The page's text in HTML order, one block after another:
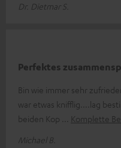
Dr. Dietmar S.
Perfektes
Bin wie immer sehr
war etwas knifflig....lag
beiden Kop
Komplette
Michael B.